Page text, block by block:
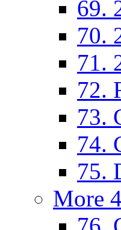
69.
70.
71.
72.
73.
74.
75.
More 4